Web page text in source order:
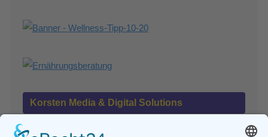
Korsten Media & Digital Solutions